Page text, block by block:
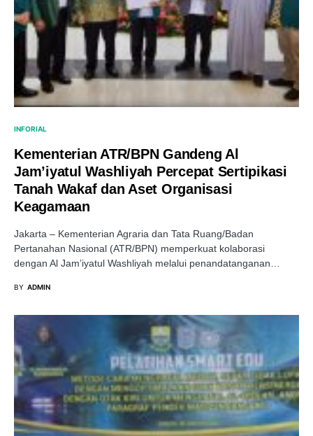
INFORIAL
Kementerian ATR/BPN Gandeng Al
Jam’iyatul Washliyah Percepat Sertipikasi
Tanah Wakaf dan Aset Organisasi
Keagamaan
Jakarta – Kementerian Agraria dan Tata Ruang/Badan
Pertanahan Nasional (ATR/BPN) memperkuat kolaborasi
dengan Al Jam’iyatul Washliyah melalui penandatanganan…
BY ADMIN